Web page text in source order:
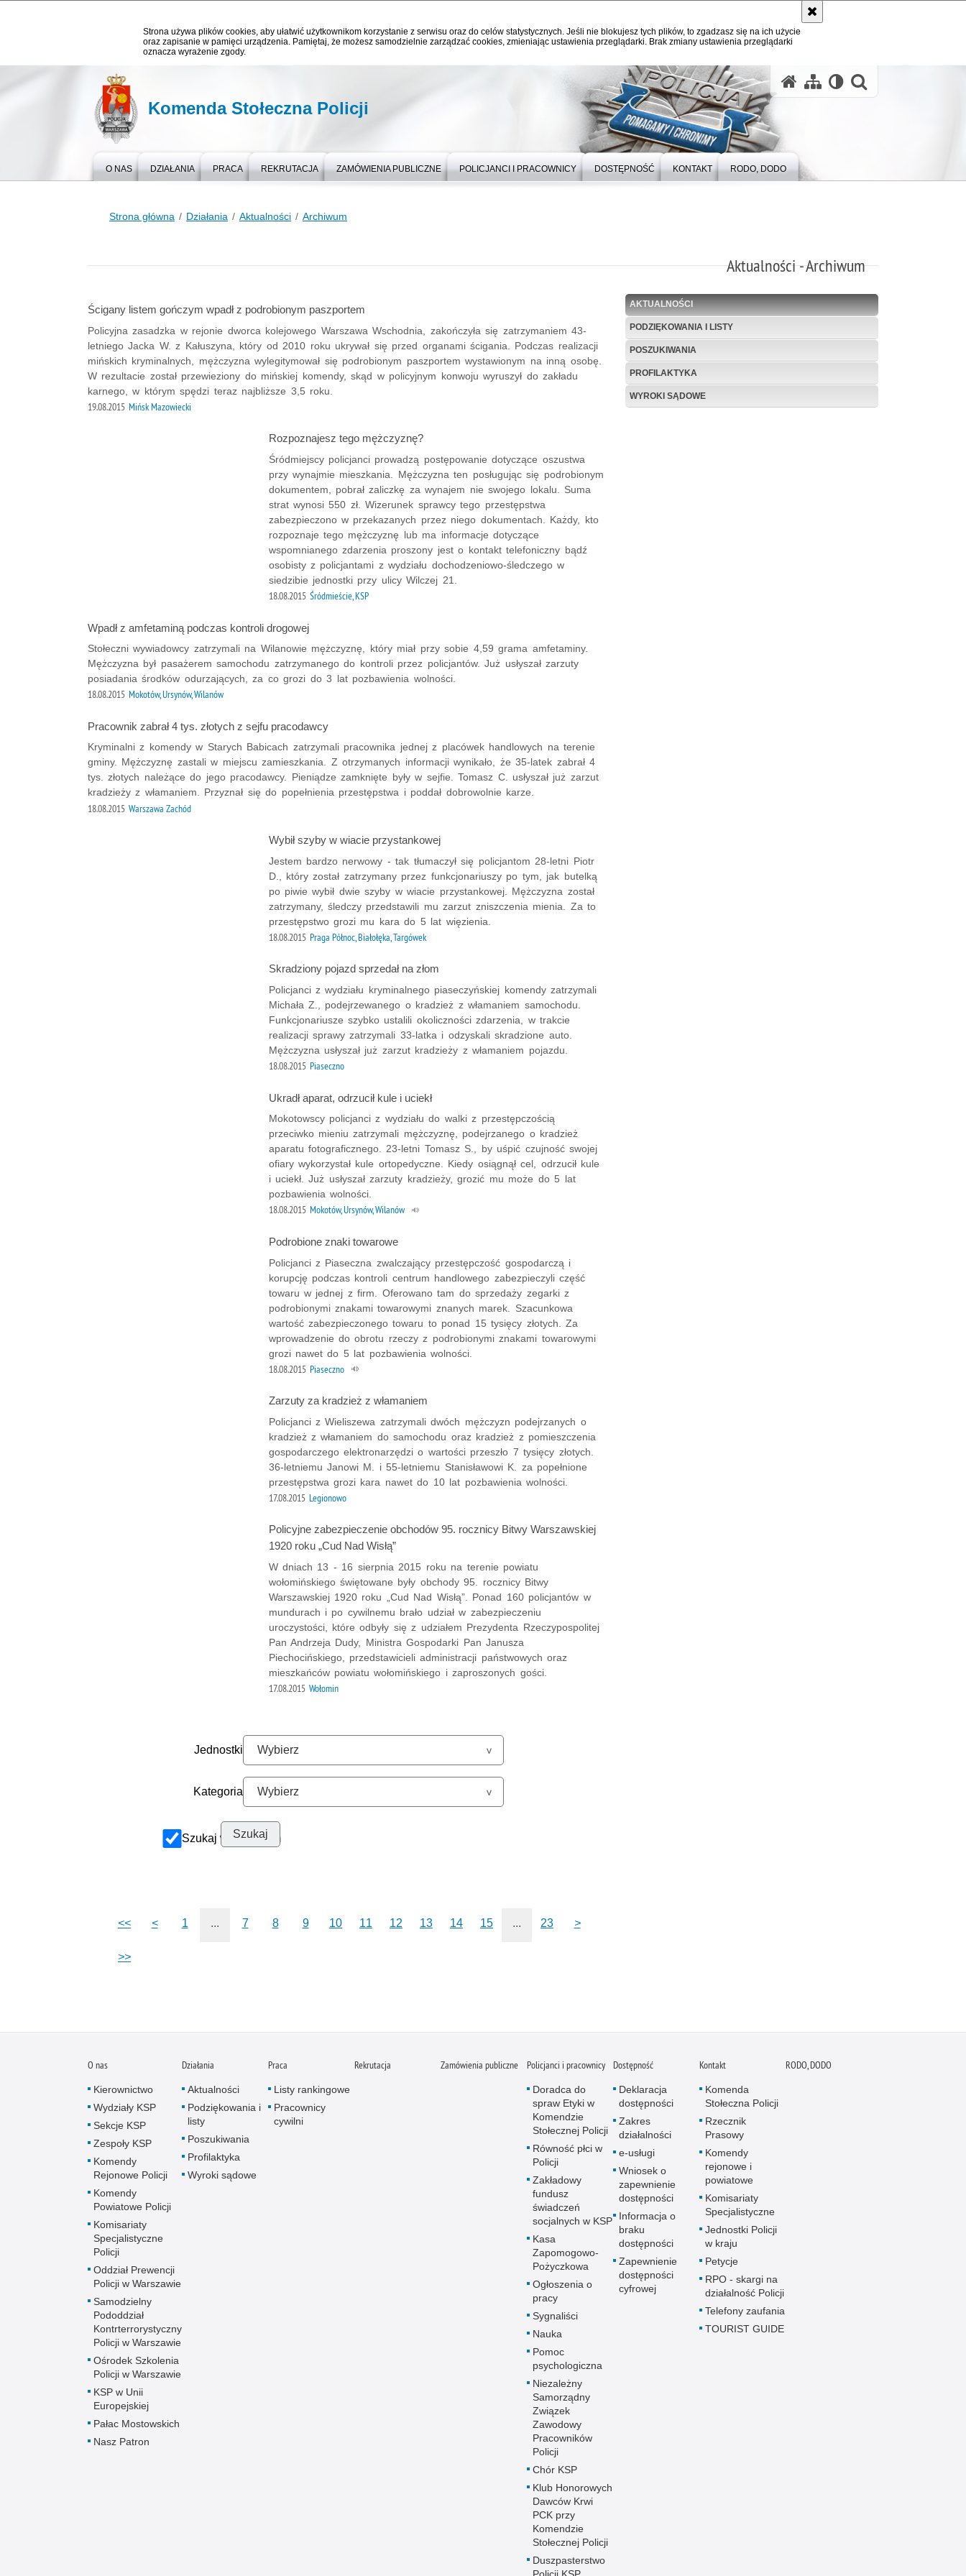
Strona używa plików cookies, aby ułatwić użytkownikom korzystanie z serwisu oraz do celów statystycznych. Jeśli nie blokujesz tych plików, to zgadzasz się na ich użycie
oraz zapisanie w pamięci urządzenia. Pamiętaj, że możesz samodzielnie zarządzać cookies, zmieniając ustawienia przeglądarki. Brak zmiany ustawienia przeglądarki
oznacza wyrażenie zgody.
Komenda Stołeczna Policji
O NAS DZIAŁANIA PRACA REKRUTACJA ZAMÓWIENIA PUBLICZNE POLICJANCI I PRACOWNICY DOSTĘPNOŚĆ KONTAKT RODO, DODO
Strona główna Działania Aktualności Archiwum
Aktualności - Archiwum
Ścigany listem gończym wpadł z podrobionym paszportem
Policyjna zasadzka w rejonie dworca kolejowego Warszawa Wschodnia, zakończyła się zatrzymaniem 43-
letniego Jacka W. z Kałuszyna, który od 2010 roku ukrywał się przed organami ścigania. Podczas realizacji
mińskich kryminalnych, mężczyzna wylegitymował się podrobionym paszportem wystawionym na inną osobę.
W rezultacie został przewieziony do mińskiej komendy, skąd w policyjnym konwoju wyruszył do zakładu
karnego, w którym spędzi teraz najbliższe 3,5 roku.
19.08.2015 Mińsk Mazowiecki
Rozpoznajesz tego mężczyznę?
Śródmiejscy policjanci prowadzą postępowanie dotyczące oszustwa
przy wynajmie mieszkania. Mężczyzna ten posługując się podrobionym
dokumentem, pobrał zaliczkę za wynajem nie swojego lokalu. Suma
strat wynosi 550 zł. Wizerunek sprawcy tego przestępstwa
zabezpieczono w przekazanych przez niego dokumentach. Każdy, kto
rozpoznaje tego mężczyznę lub ma informacje dotyczące
wspomnianego zdarzenia proszony jest o kontakt telefoniczny bądź
osobisty z policjantami z wydziału dochodzeniowo-śledczego w
siedzibie jednostki przy ulicy Wilczej 21.
18.08.2015 Śródmieście, KSP
Wpadł z amfetaminą podczas kontroli drogowej
Stołeczni wywiadowcy zatrzymali na Wilanowie mężczyznę, który miał przy sobie 4,59 grama amfetaminy.
Mężczyzna był pasażerem samochodu zatrzymanego do kontroli przez policjantów. Już usłyszał zarzuty
posiadania środków odurzających, za co grozi do 3 lat pozbawienia wolności.
18.08.2015 Mokotów, Ursynów, Wilanów
Pracownik zabrał 4 tys. złotych z sejfu pracodawcy
Kryminalni z komendy w Starych Babicach zatrzymali pracownika jednej z placówek handlowych na terenie
gminy. Mężczyznę zastali w miejscu zamieszkania. Z otrzymanych informacji wynikało, że 35-latek zabrał 4
tys. złotych należące do jego pracodawcy. Pieniądze zamknięte były w sejfie. Tomasz C. usłyszał już zarzut
kradzieży z włamaniem. Przyznał się do popełnienia przestępstwa i poddał dobrowolnie karze.
18.08.2015 Warszawa Zachód
Wybił szyby w wiacie przystankowej
Jestem bardzo nerwowy - tak tłumaczył się policjantom 28-letni Piotr
D., który został zatrzymany przez funkcjonariuszy po tym, jak butelką
po piwie wybił dwie szyby w wiacie przystankowej. Mężczyzna został
zatrzymany, śledczy przedstawili mu zarzut zniszczenia mienia. Za to
przestępstwo grozi mu kara do 5 lat więzienia.
18.08.2015 Praga Północ, Białołęka, Targówek
Skradziony pojazd sprzedał na złom
Policjanci z wydziału kryminalnego piaseczyńskiej komendy zatrzymali
Michała Z., podejrzewanego o kradzież z włamaniem samochodu.
Funkcjonariusze szybko ustalili okoliczności zdarzenia, w trakcie
realizacji sprawy zatrzymali 33-latka i odzyskali skradzione auto.
Mężczyzna usłyszał już zarzut kradzieży z włamaniem pojazdu.
18.08.2015 Piaseczno
Ukradł aparat, odrzucił kule i uciekł
Mokotowscy policjanci z wydziału do walki z przestępczością
przeciwko mieniu zatrzymali mężczyznę, podejrzanego o kradzież
aparatu fotograficznego. 23-letni Tomasz S., by uśpić czujność swojej
ofiary wykorzystał kule ortopedyczne. Kiedy osiągnął cel, odrzucił kule
i uciekł. Już usłyszał zarzuty kradzieży, grozić mu może do 5 lat
pozbawienia wolności.
18.08.2015 Mokotów, Ursynów, Wilanów
Podrobione znaki towarowe
Policjanci z Piaseczna zwalczający przestępczość gospodarczą i
korupcję podczas kontroli centrum handlowego zabezpieczyli część
towaru w jednej z firm. Oferowano tam do sprzedaży zegarki z
podrobionymi znakami towarowymi znanych marek. Szacunkowa
wartość zabezpieczonego towaru to ponad 15 tysięcy złotych. Za
wprowadzenie do obrotu rzeczy z podrobionymi znakami towarowymi
grozi nawet do 5 lat pozbawienia wolności.
18.08.2015 Piaseczno
Zarzuty za kradzież z włamaniem
Policjanci z Wieliszewa zatrzymali dwóch mężczyzn podejrzanych o
kradzież z włamaniem do samochodu oraz kradzież z pomieszczenia
gospodarczego elektronarzędzi o wartości przeszło 7 tysięcy złotych.
36-letniemu Janowi M. i 55-letniemu Stanisławowi K. za popełnione
przestępstwa grozi kara nawet do 10 lat pozbawienia wolności.
17.08.2015 Legionowo
Policyjne zabezpieczenie obchodów 95. rocznicy Bitwy Warszawskiej
1920 roku „Cud Nad Wisłą”
W dniach 13 - 16 sierpnia 2015 roku na terenie powiatu
wołomińskiego świętowane były obchody 95. rocznicy Bitwy
Warszawskiej 1920 roku „Cud Nad Wisłą”. Ponad 160 policjantów w
mundurach i po cywilnemu brało udział w zabezpieczeniu
uroczystości, które odbyły się z udziałem Prezydenta Rzeczypospolitej
Pan Andrzeja Dudy, Ministra Gospodarki Pan Janusza
Piechocińskiego, przedstawicieli administracji państwowych oraz
mieszkańców powiatu wołomińskiego i zaproszonych gości.
17.08.2015 Wołomin
Jednostki
Kategoria
Szukaj w archiwum
<< < 1 ... 7 8 9 10 11 12 13 14 15 ... 23 >
>>
AKTUALNOŚCI
PODZIĘKOWANIA I LISTY
POSZUKIWANIA
PROFILAKTYKA
WYROKI SĄDOWE
O nas
Kierownictwo
Wydziały KSP
Sekcje KSP
Zespoły KSP
Komendy
Rejonowe Policji
Komendy
Powiatowe Policji
Komisariaty
Specjalistyczne
Policji
Oddział Prewencji
Policji w Warszawie
Samodzielny
Pododdział
Kontrterrorystyczny
Policji w Warszawie
Ośrodek Szkolenia
Policji w Warszawie
KSP w Unii
Europejskiej
Pałac Mostowskich
Nasz Patron
Działania
Aktualności
Podziękowania i
listy
Poszukiwania
Profilaktyka
Wyroki sądowe
Praca
Listy rankingowe
Pracownicy
cywilni
Rekrutacja Zamówienia publiczne Policjanci i pracownicy
Doradca do
spraw Etyki w
Komendzie
Stołecznej Policji
Równość płci w
Policji
Zakładowy
fundusz
świadczeń
socjalnych w KSP
Kasa
Zapomogowo-
Pożyczkowa
Ogłoszenia o
pracy
Sygnaliści
Nauka
Pomoc
psychologiczna
Niezależny
Samorządny
Związek
Zawodowy
Pracowników
Policji
Chór KSP
Klub Honorowych
Dawców Krwi
PCK przy
Komendzie
Stołecznej Policji
Duszpasterstwo
Policji KSP
Dostępność
Deklaracja
dostępności
Zakres
działalności
e-usługi
Wniosek o
zapewnienie
dostępności
Informacja o
braku
dostępności
Zapewnienie
dostępności
cyfrowej
Kontakt
Komenda
Stołeczna Policji
Rzecznik
Prasowy
Komendy
rejonowe i
powiatowe
Komisariaty
Specjalistyczne
Jednostki Policji
w kraju
Petycje
RPO - skargi na
działalność Policji
Telefony zaufania
TOURIST GUIDE
RODO, DODO